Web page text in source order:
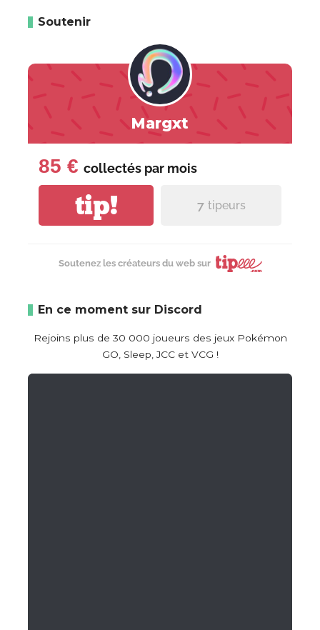
Soutenir
Margxt
85 € collectés par mois
tip! 7 tipeurs
Soutenez les créateurs du web sur
En ce moment sur Discord
Rejoins plus de 30 000 joueurs des jeux Pokémon
GO, Sleep, JCC et VCG !